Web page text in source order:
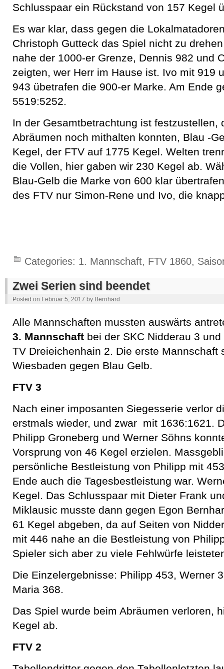
Schlusspaar ein Rückstand von 157 Kegel
Es war klar, dass gegen die
Christoph Gutteck das Spiel nicht zu
nahe der 1000-er Grenze, Dennis 982 und
zeigten, wer Herr im Hause ist. Ivo mit 919
943 übetrafen die 900-er Marke. Am Ende
5519:5252.
In der Gesamtbetrachtung ist festzustellen,
Abräumen noch mithalten konnten, Blau -
Kegel, der FTV auf 1775 Kegel. Welten
die Vollen, hier gaben wir 230 Kegel ab.
Blau-Gelb die Marke von 600 klar
des FTV nur Simon-Rene und Ivo, die
Categories: 1. Mannschaft, FTV 1860,
Zwei Serien sind beendet
Posted on Februar 5, 2017 by Bernhard
Alle Mannschaften mussten auswärts
3. Mannschaft bei der SKC Nidderau 3
TV Dreieichenhain 2. Die erste Mannschaft
Wiesbaden gegen Blau Gelb.
FTV 3
Nach einer imposanten Siegesserie verlor
erstmals wieder, und zwar mit 1636:1621.
Philipp Groneberg und Werner Söhns
Vorsprung von 46 Kegel erzielen.
persönliche Bestleistung von Philipp mit
Ende auch die Tagesbestleistung war.
Kegel. Das Schlusspaar mit Dieter Frank
Miklausic musste dann gegen Egon
61 Kegel abgeben, da auf Seiten von
mit 446 nahe an die Bestleistung von
Spieler sich aber zu viele Fehlwürfe
Die Einzelergebnisse: Philipp 453, Werner
Maria 368.
Das Spiel wurde beim Abräumen verloren,
Kegel ab.
FTV 2